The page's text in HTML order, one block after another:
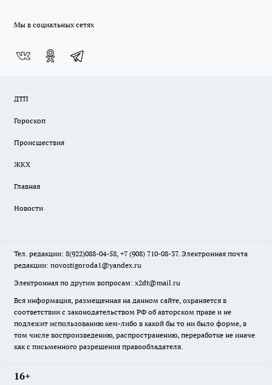
Мы в социальных сетях
ДТП
Гороскоп
Происшествия
ЖКХ
Главная
Новости
Тел. редакции: 8(922)088-04-58, +7 (908) 710-08-37. Электронная почта
редакции: novostigoroda1@yandex.ru
Электронная по другим вопросам: x2dt@mail.ru
Вся информация, размещенная на данном сайте, охраняется в
соответствии с законодательством РФ об авторском праве и не
подлежит использованию кем-либо в какой бы то ни было форме, в
том числе воспроизведению, распространению, переработке не иначе
как с письменного разрешения правообладателя.
16+